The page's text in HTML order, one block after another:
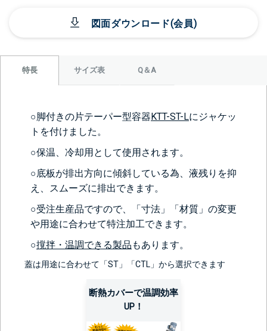
図面ダウンロード(会員)
特長 サイズ表 Q＆A
○脚付きの片テーパー型容器KTT-ST-Lにジャケッ
トを付けました。
○保温、冷却用として使用されます。
○底板が排出方向に傾斜している為、液残りを抑
え、スムーズに排出できます。
○受注生産品ですので、「寸法」「材質」の変更
や用途に合わせて特注加工できます。
○撹拌・温調できる製品 もあります。
蓋は用途に合わせて「ST」「CTL」から選択できます
断熱カバーで温調効率
UP！